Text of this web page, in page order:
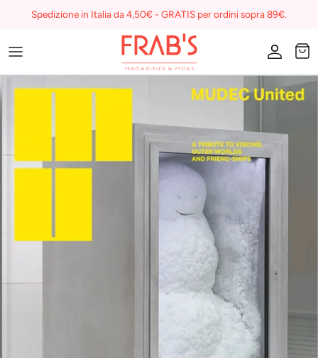
Spedizione in Italia da 4,50€ - GRATIS per ordini sopra 89€.
Magazines
Buono regalo
I miei preferiti su Frab's